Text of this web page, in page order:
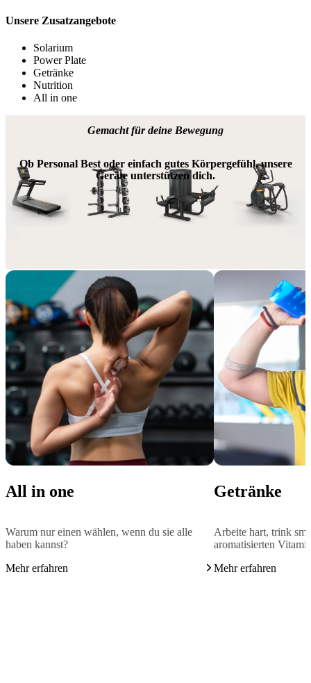
Unsere Zusatzangebote
Solarium
Power Plate
Getränke
Nutrition
All in one
Gemacht für deine Bewegung
Ob Personal Best oder einfach gutes Körpergefühl, unsere
Geräte unterstützen dich.
Extra-Vorteile, reiner Wert
All in one
Warum nur einen wählen, wenn du sie alle
haben kannst?
Mehr erfahren
Getränke
Arbeite hart, trink
aromatisierten
Mehr erfahren